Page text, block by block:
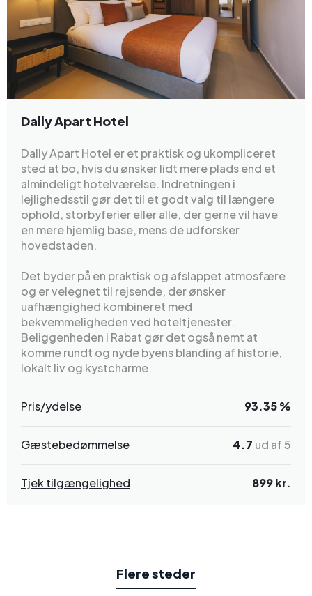
Dally Apart Hotel
Dally Apart Hotel er et praktisk og ukompliceret
sted at bo, hvis du ønsker lidt mere plads end et
almindeligt hotelværelse. Indretningen i
lejlighedsstil gør det til et godt valg til længere
ophold, storbyferier eller alle, der gerne vil have
en mere hjemlig base, mens de udforsker
hovedstaden.
Det byder på en praktisk og afslappet atmosfære
og er velegnet til rejsende, der ønsker
uafhængighed kombineret med
bekvemmeligheden ved hoteltjenester.
Beliggenheden i Rabat gør det også nemt at
komme rundt og nyde byens blanding af historie,
lokalt liv og kystcharme.
Pris/ydelse 93.35 %
Gæstebedømmelse 4.7 ud af 5
Tjek tilgængelighed 899 kr.
Flere steder